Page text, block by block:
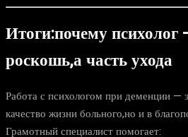
Итоги:почему психолог
роскошь,а часть ухода
Работа с психологом при деменции —
качество жизни больного,но и в
Грамотный специалист помогает: